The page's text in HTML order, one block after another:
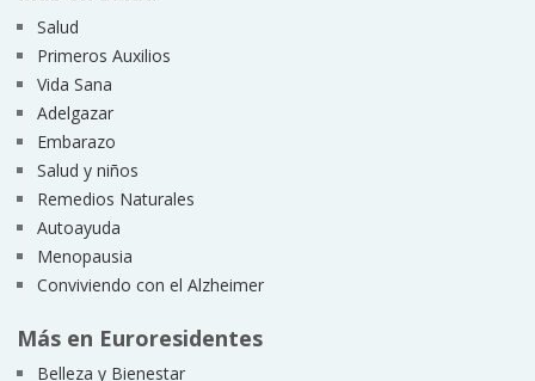
Salud
Primeros Auxilios
Vida Sana
Adelgazar
Embarazo
Salud y niños
Remedios Naturales
Autoayuda
Menopausia
Conviviendo con el Alzheimer
Más en Euroresidentes
Belleza y Bienestar